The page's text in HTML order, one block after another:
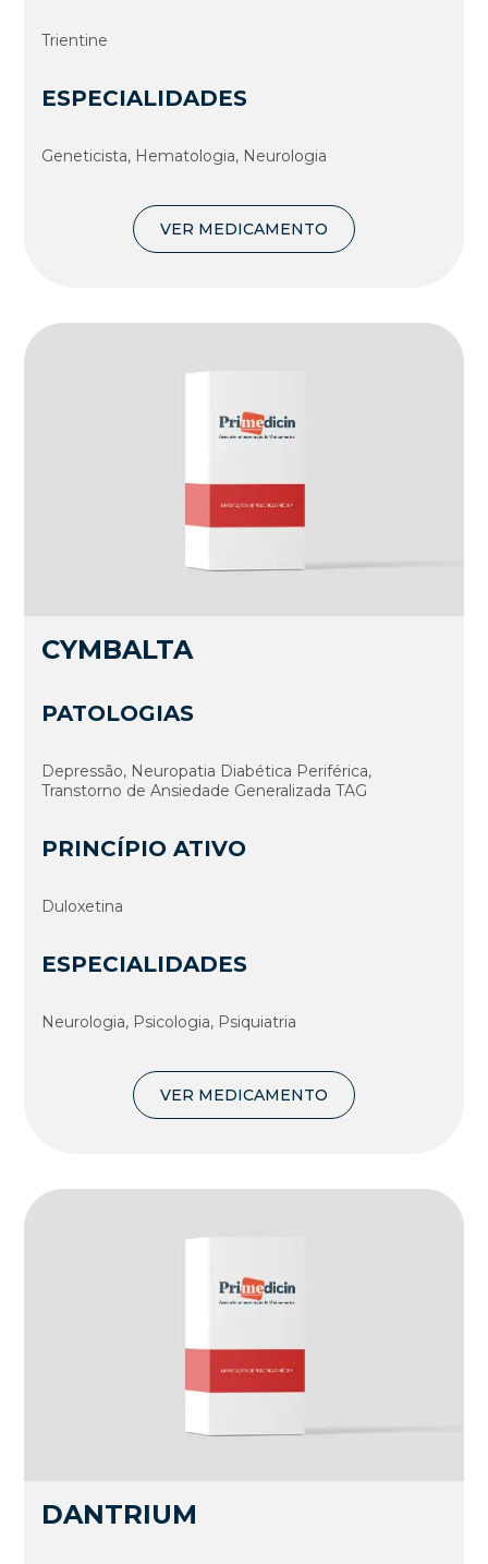
Trientine
ESPECIALIDADES
Geneticista, Hematologia, Neurologia
VER MEDICAMENTO
CYMBALTA
PATOLOGIAS
Depressão, Neuropatia Diabética Periférica,
Transtorno de Ansiedade Generalizada TAG
PRINCÍPIO ATIVO
Duloxetina
ESPECIALIDADES
Neurologia, Psicologia, Psiquiatria
VER MEDICAMENTO
DANTRIUM